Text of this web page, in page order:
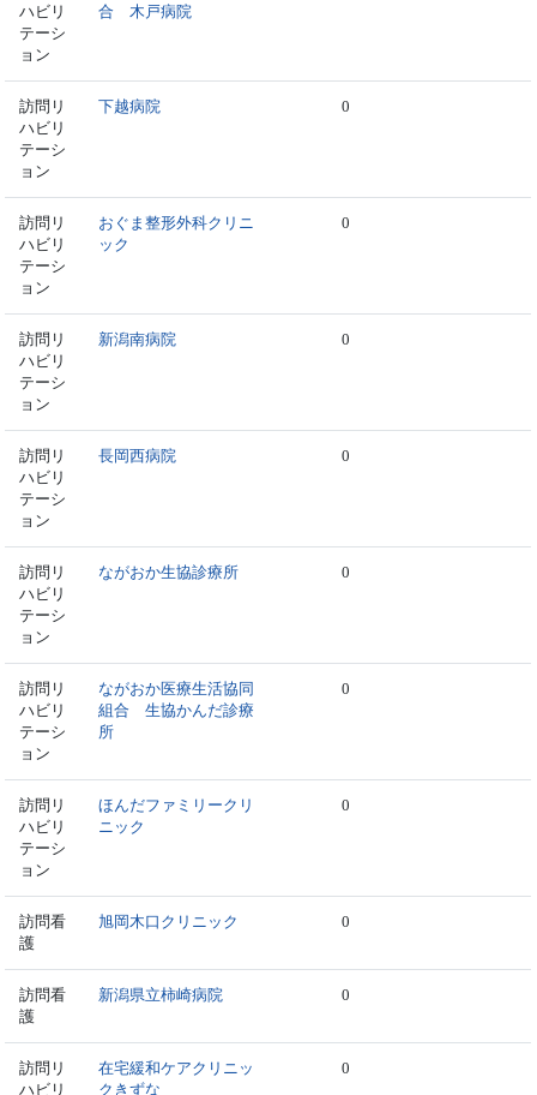
ハビリ
テーシ
ョン
合 木戸病院
訪問リ
ハビリ
テーシ
ョン
下越病院 0
訪問リ
ハビリ
テーシ
ョン
おぐま整形外科クリニ
ック
0
訪問リ
ハビリ
テーシ
ョン
新潟南病院 0
訪問リ
ハビリ
テーシ
ョン
長岡西病院 0
訪問リ
ハビリ
テーシ
ョン
ながおか生協診療所 0
訪問リ
ハビリ
テーシ
ョン
ながおか医療生活協同
組合 生協かんだ診療
所
0
訪問リ
ハビリ
テーシ
ョン
ほんだファミリークリ
ニック
0
訪問看
護
旭岡木口クリニック 0
訪問看
護
新潟県立柿崎病院 0
訪問リ
ハビリ
在宅緩和ケアクリニッ
クきずな
0